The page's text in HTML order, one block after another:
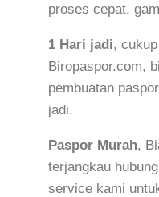
proses cepat,
1 Hari jadi,
Biropaspor.com,
pembuatan
jadi.
Paspor Murah,
terjangkau
service kami